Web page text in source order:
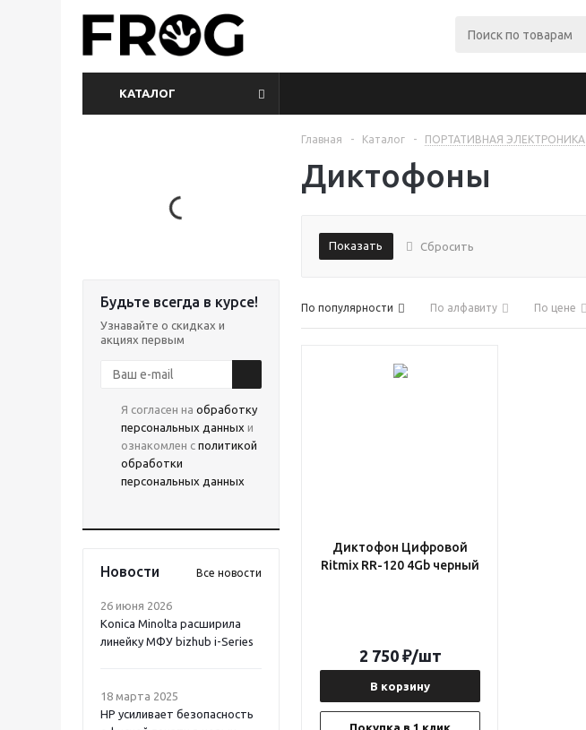
КАТАЛОГ
Будьте всегда в курсе!
Узнавайте о скидках и
акциях первым
Я согласен на обработку
персональных данных и
ознакомлен с политикой
обработки
персональных данных
Новости Все новости
26 июня 2026
Konica Minolta расширила
линейку МФУ bizhub i-Series
18 марта 2025
HP усиливает безопасность
Главная - Каталог - ПОРТАТИВНАЯ ЭЛЕКТРОНИКА
Диктофоны
Показать Сбросить
По популярности По алфавиту По цене
Диктофон Цифровой
Ritmix RR-120 4Gb черный
В корзину
Покупка в 1 клик
2 750₽/шт